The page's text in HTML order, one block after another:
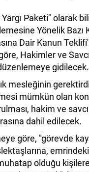
Paketi" olarak
Yönelik Bazı
Dair Kanun
Hakimler ve
gidilecek.
mesleğinin
mümkün olan
hakim ve
dahil edilecek.
göre, "görevde
olduğu